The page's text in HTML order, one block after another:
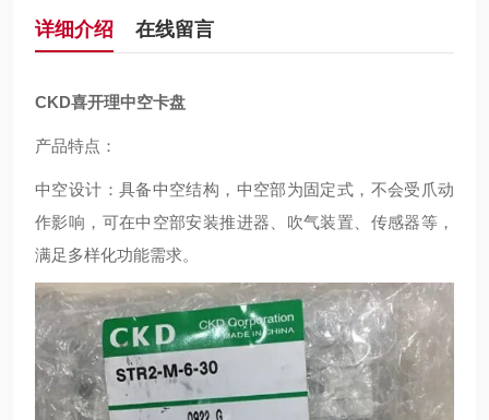
详细介绍 在线留言
CKD喜开理中空卡盘
产品特点：
中空设计：具备中空结构，中空部为固定式，不会受爪动
作影响，可在中空部安装推进器、吹气装置、传感器等，
满足多样化功能需求。